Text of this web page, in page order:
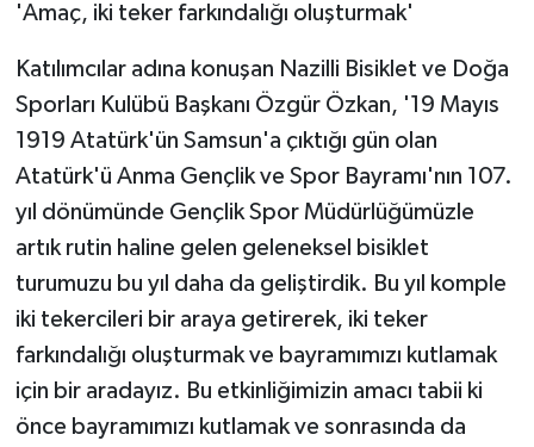
'Amaç, iki teker farkındalığı oluşturmak'
Katılımcılar adına konuşan Nazilli Bisiklet ve Doğa
Sporları Kulübü Başkanı Özgür Özkan, '19 Mayıs
1919 Atatürk'ün Samsun'a çıktığı gün olan
Atatürk'ü Anma Gençlik ve Spor Bayramı'nın 107.
yıl dönümünde Gençlik Spor Müdürlüğümüzle
artık rutin haline gelen geleneksel bisiklet
turumuzu bu yıl daha da geliştirdik. Bu yıl komple
iki tekercileri bir araya getirerek, iki teker
farkındalığı oluşturmak ve bayramımızı kutlamak
için bir aradayız. Bu etkinliğimizin amacı tabii ki
önce bayramımızı kutlamak ve sonrasında da